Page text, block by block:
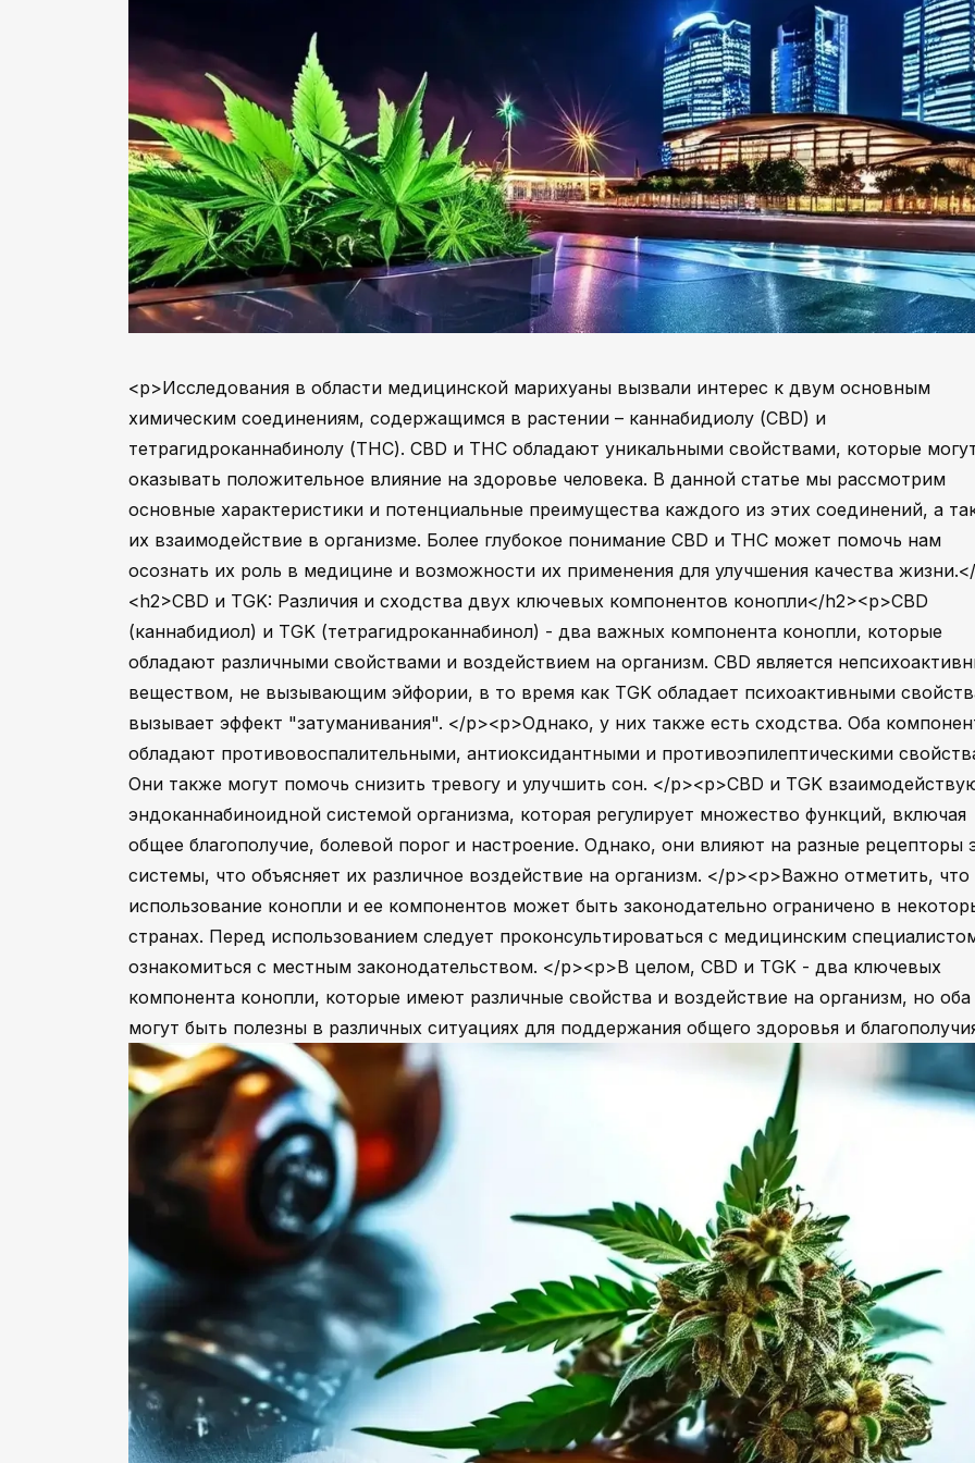
<p>Исследования в области медицинской марихуаны вызвали интерес к двум основным
химическим соединениям, содержащимся в растении – каннабидиолу (CBD) и
тетрагидроканнабинолу (THC). CBD и THC обладают уникальными свойствами, которые
оказывать положительное влияние на здоровье человека. В данной статье мы рассмотрим
основные характеристики и потенциальные преимущества каждого из этих соединений, а
их взаимодействие в организме. Более глубокое понимание CBD и THC может помочь нам
осознать их роль в медицине и возможности их применения для улучшения качества
<h2>CBD и TGK: Различия и сходства двух ключевых компонентов конопли</h2><p>CBD
(каннабидиол) и TGK (тетрагидроканнабинол) - два важных компонента конопли, которые
обладают различными свойствами и воздействием на организм. CBD является
веществом, не вызывающим эйфории, в то время как TGK обладает психоактивными
вызывает эффект "затуманивания". </p><p>Однако, у них также есть сходства. Оба
обладают противовоспалительными, антиоксидантными и противоэпилептическими
Они также могут помочь снизить тревогу и улучшить сон. </p><p>CBD и TGK
эндоканнабиноидной системой организма, которая регулирует множество функций, включая
общее благополучие, болевой порог и настроение. Однако, они влияют на разные рецепторы
системы, что объясняет их различное воздействие на организм. </p><p>Важно отметить, что
использование конопли и ее компонентов может быть законодательно ограничено в
странах. Перед использованием следует проконсультироваться с медицинским
ознакомиться с местным законодательством. </p><p>В целом, CBD и TGK - два ключевых
компонента конопли, которые имеют различные свойства и воздействие на организм, но оба
могут быть полезны в различных ситуациях для поддержания общего здоровья и